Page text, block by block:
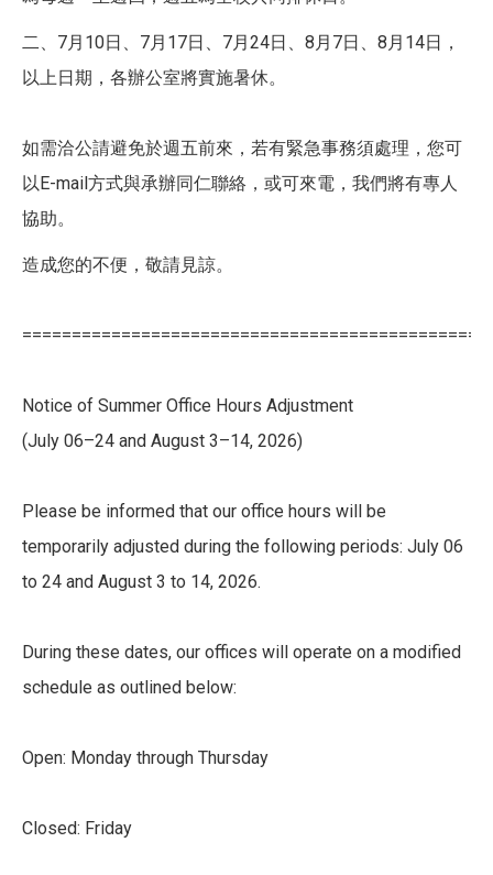
二、7月10日、7月17日、7月24日、8月7日、8月14日，
以上日期，各辦公室將實施暑休。
如需洽公請避免於週五前來，若有緊急事務須處理，您可
以E-mail方式與承辦同仁聯絡，或可來電，我們將有專人
協助。
造成您的不便，敬請見諒。
Notice of Summer Office Hours Adjustment
(July 06–24 and August 3–14, 2026)
Please be informed that our office hours will be
temporarily adjusted during the following periods: July 06
to 24 and August 3 to 14, 2026.
During these dates, our offices will operate on a modified
schedule as outlined below:
Open: Monday through Thursday
Closed: Friday